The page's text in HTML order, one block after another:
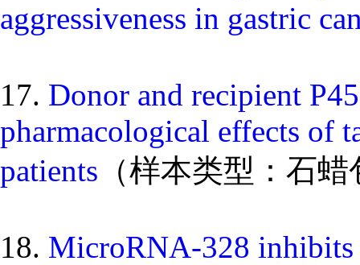
aggressiveness in gastric
17. Donor and recipient
pharmacological effects of
patients （样本类型：石
18. MicroRNA-328 inhibits